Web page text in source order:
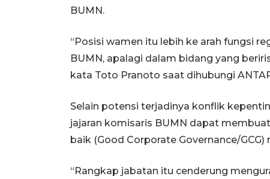
BUMN.
“Posisi wamen itu lebih ke arah fungsi
BUMN, apalagi dalam bidang yang
kata Toto Pranoto saat dihubungi
Selain potensi terjadinya konflik
jajaran komisaris BUMN dapat
baik (Good Corporate Governance/GCG)
“Rangkap jabatan itu cenderung